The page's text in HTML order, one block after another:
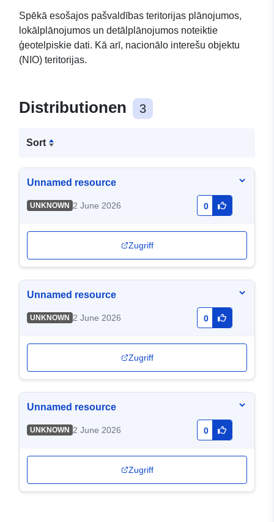
Spēkā esošajos pašvaldības teritorijas plānojumos,
lokālplānojumos un detālplānojumos noteiktie
ģeotelpiskie dati. Kā arī, nacionālo interešu objektu
(NIO) teritorijas.
Distributionen 3
Sort
Unnamed resource
UNKNOWN 2 June 2026 0
Zugriff
Unnamed resource
UNKNOWN 2 June 2026 0
Zugriff
Unnamed resource
UNKNOWN 2 June 2026 0
Zugriff